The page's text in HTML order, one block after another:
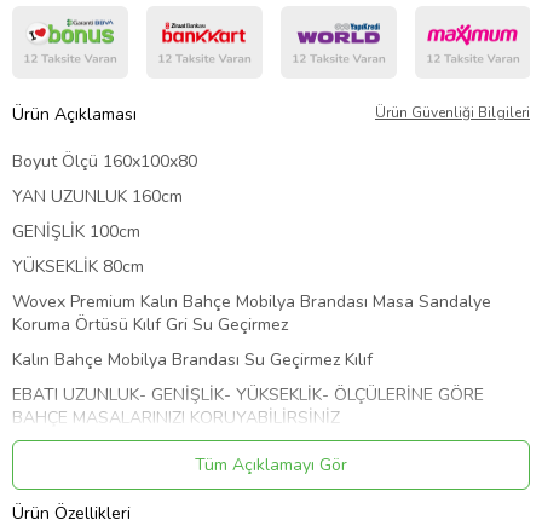
Ürün Açıklaması Ürün Güvenliği Bilgileri
Boyut Ölçü 160x100x80
YAN UZUNLUK 160cm
GENİŞLİK 100cm
YÜKSEKLİK 80cm
Wovex Premium Kalın Bahçe Mobilya Brandası Masa Sandalye
Koruma Örtüsü Kılıf Gri Su Geçirmez
Kalın Bahçe Mobilya Brandası Su Geçirmez Kılıf
EBATI UZUNLUK- GENİŞLİK- YÜKSEKLİK- ÖLÇÜLERİNE GÖRE
BAHÇE MASALARINIZI KORUYABİLİRSİNİZ
4 MEVSİM KULLANILABİLİR BAHÇE BRANDASI
Brandanın Alt Kısmında Lastikli Dikiş Vardır Ve İple Bağlamak İçin
Masa Ayak Köşelerinde Bağlantı Yeri Vardır Bu Sayede Brandanızın
Tüm Açıklamayı Gör
Ürün Özellikleri